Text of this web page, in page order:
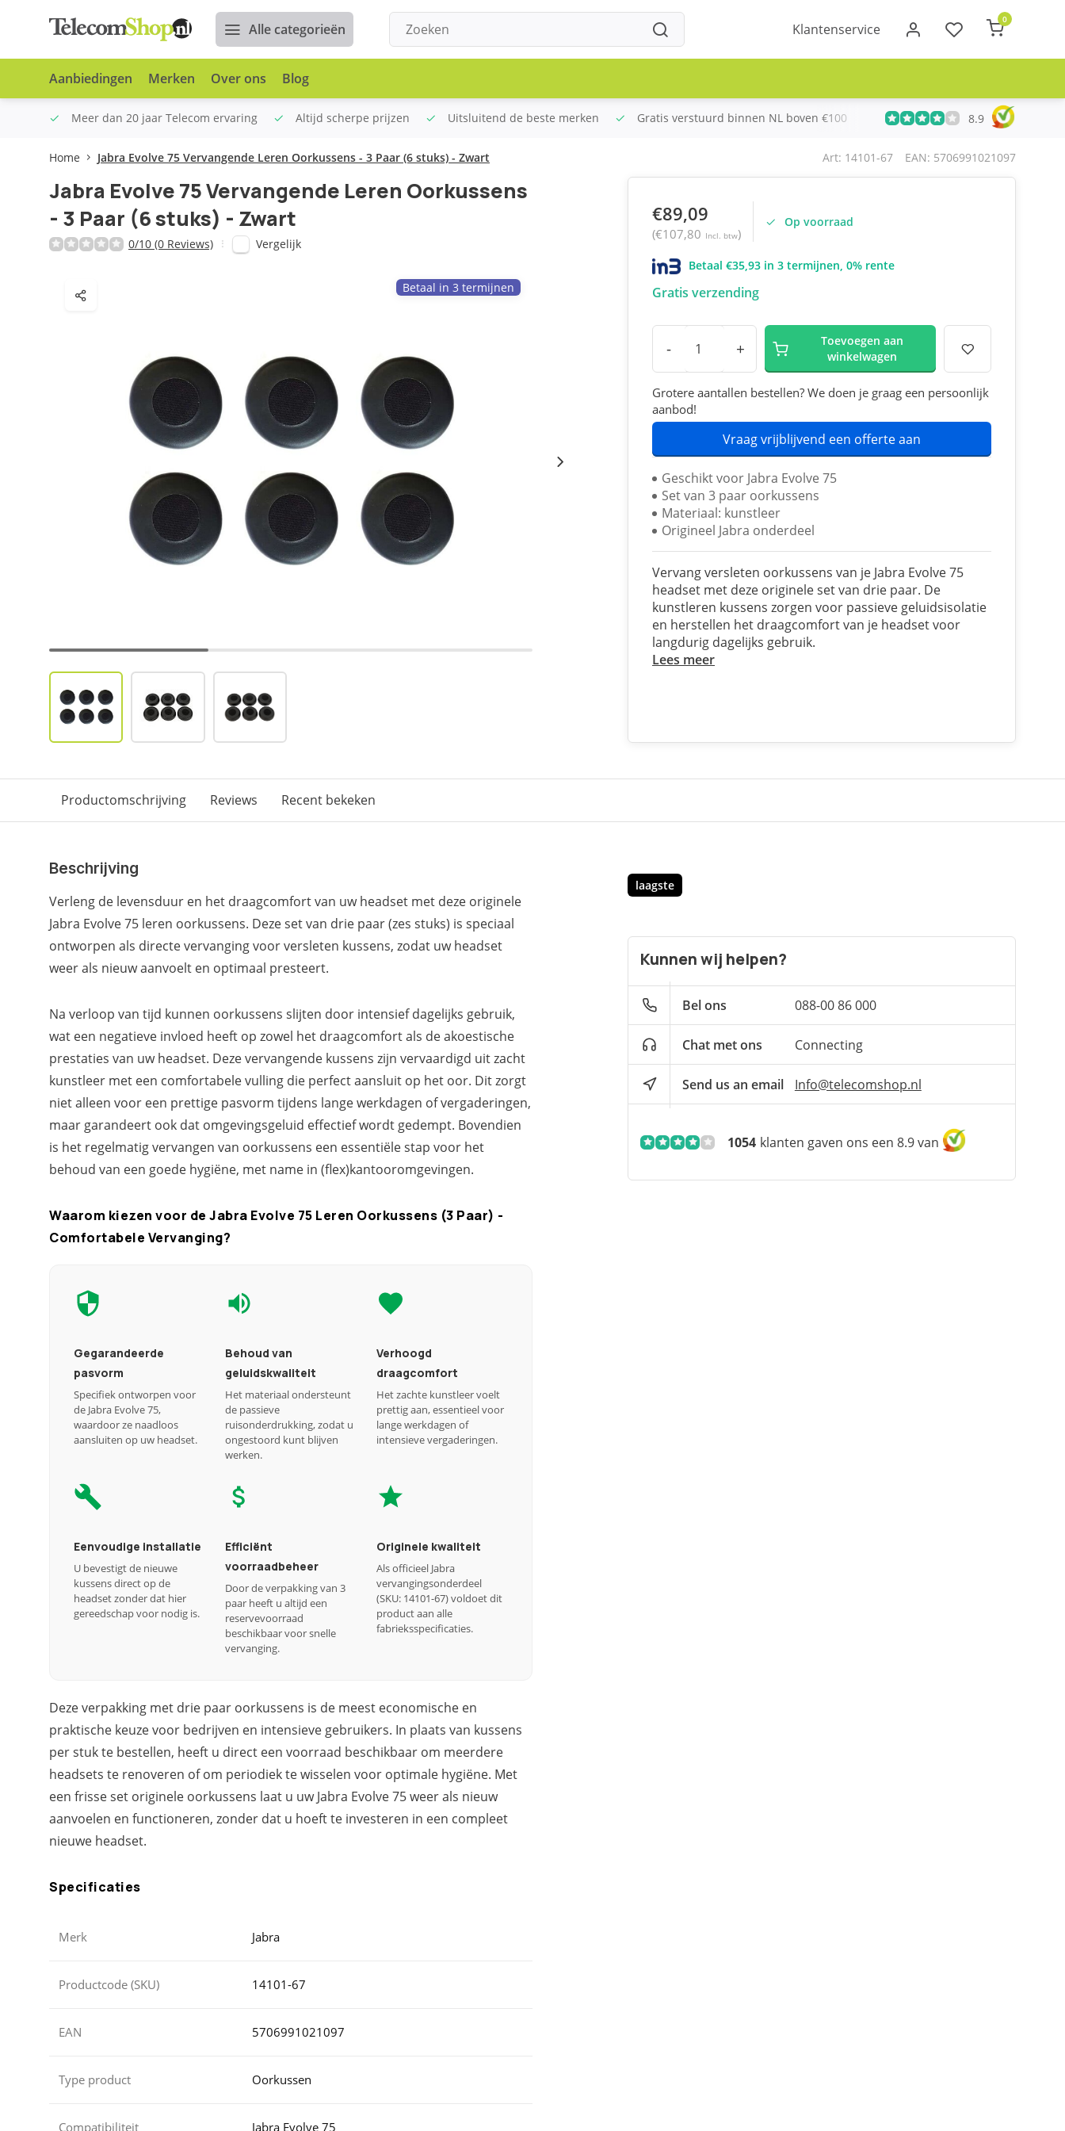
Alle categorieën Klantenservice
0
Aanbiedingen Merken Over ons Blog
Meer dan 20 jaar Telecom ervaring Altijd scherpe prijzen Uitsluitend de beste merken Gratis verstuurd binnen NL boven €100 Meer dan 20 jaar Telecom
8.9
Home Jabra Evolve 75 Vervangende Leren Oorkussens - 3 Paar (6 stuks) - Zwart Art: 14101-67 EAN: 5706991021097
Jabra Evolve 75 Vervangende Leren Oorkussens
- 3 Paar (6 stuks) - Zwart
0/10 (0 Reviews) Vergelijk
Betaal in 3 termijnen
€89,09
(€107,80 Incl. btw)
Op voorraad
Betaal €35,93 in 3 termijnen, 0% rente
Gratis verzending
- +
Toevoegen aan
winkelwagen
Grotere aantallen bestellen? We doen je graag een persoonlijk
aanbod!
Vraag vrijblijvend een offerte aan
Geschikt voor Jabra Evolve 75
Set van 3 paar oorkussens
Materiaal: kunstleer
Origineel Jabra onderdeel
Vervang versleten oorkussens van je Jabra Evolve 75
headset met deze originele set van drie paar. De
kunstleren kussens zorgen voor passieve geluidsisolatie
en herstellen het draagcomfort van je headset voor
langdurig dagelijks gebruik.
Lees meer
Productomschrijving Reviews Recent bekeken
Beschrijving
Verleng de levensduur en het draagcomfort van uw headset met deze originele
Jabra Evolve 75 leren oorkussens. Deze set van drie paar (zes stuks) is speciaal
ontworpen als directe vervanging voor versleten kussens, zodat uw headset
weer als nieuw aanvoelt en optimaal presteert.
Na verloop van tijd kunnen oorkussens slijten door intensief dagelijks gebruik,
wat een negatieve invloed heeft op zowel het draagcomfort als de akoestische
prestaties van uw headset. Deze vervangende kussens zijn vervaardigd uit zacht
kunstleer met een comfortabele vulling die perfect aansluit op het oor. Dit zorgt
niet alleen voor een prettige pasvorm tijdens lange werkdagen of vergaderingen,
maar garandeert ook dat omgevingsgeluid effectief wordt gedempt. Bovendien
is het regelmatig vervangen van oorkussens een essentiële stap voor het
behoud van een goede hygiëne, met name in (flex)kantooromgevingen.
Waarom kiezen voor de Jabra Evolve 75 Leren Oorkussens (3 Paar) -
Comfortabele Vervanging?
Gegarandeerde
pasvorm
Specifiek ontworpen voor
de Jabra Evolve 75,
waardoor ze naadloos
aansluiten op uw headset.
Behoud van
geluidskwaliteit
Het materiaal ondersteunt
de passieve
ruisonderdrukking, zodat u
ongestoord kunt blijven
werken.
Verhoogd
draagcomfort
Het zachte kunstleer voelt
prettig aan, essentieel voor
lange werkdagen of
intensieve vergaderingen.
Eenvoudige installatie
U bevestigt de nieuwe
kussens direct op de
headset zonder dat hier
gereedschap voor nodig is.
Efficiënt
voorraadbeheer
Door de verpakking van 3
paar heeft u altijd een
reservevoorraad
beschikbaar voor snelle
vervanging.
Originele kwaliteit
Als officieel Jabra
vervangingsonderdeel
(SKU: 14101-67) voldoet dit
product aan alle
fabrieksspecificaties.
Deze verpakking met drie paar oorkussens is de meest economische en
praktische keuze voor bedrijven en intensieve gebruikers. In plaats van kussens
per stuk te bestellen, heeft u direct een voorraad beschikbaar om meerdere
headsets te renoveren of om periodiek te wisselen voor optimale hygiëne. Met
een frisse set originele oorkussens laat u uw Jabra Evolve 75 weer als nieuw
aanvoelen en functioneren, zonder dat u hoeft te investeren in een compleet
nieuwe headset.
Specificaties
Merk Jabra
Productcode (SKU) 14101-67
EAN 5706991021097
Type product Oorkussen
Compatibiliteit Jabra Evolve 75
laagste
Kunnen wij helpen?
Bel ons 088-00 86 000
Chat met ons Connecting
Send us an email Info@telecomshop.nl
1054 klanten gaven ons een 8.9 van